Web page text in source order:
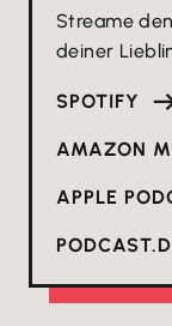
Streame
deiner
SPOTIFY
AMAZON
APPLE